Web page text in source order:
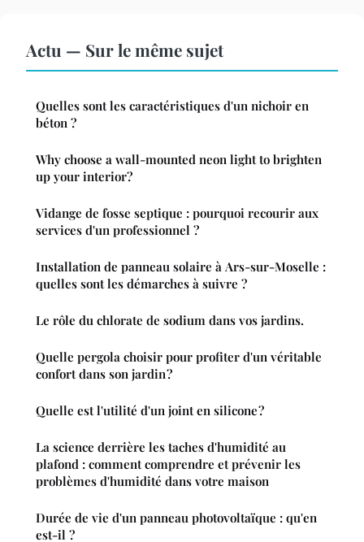
Actu — Sur le même sujet
Quelles sont les caractéristiques d'un nichoir en
béton ?
Why choose a wall-mounted neon light to brighten
up your interior?
Vidange de fosse septique : pourquoi recourir aux
services d'un professionnel ?
Installation de panneau solaire à Ars-sur-Moselle :
quelles sont les démarches à suivre ?
Le rôle du chlorate de sodium dans vos jardins.
Quelle pergola choisir pour profiter d'un véritable
confort dans son jardin ?
Quelle est l'utilité d'un joint en silicone ?
La science derrière les taches d'humidité au
plafond : comment comprendre et prévenir les
problèmes d'humidité dans votre maison
Durée de vie d'un panneau photovoltaïque : qu'en
est-il ?